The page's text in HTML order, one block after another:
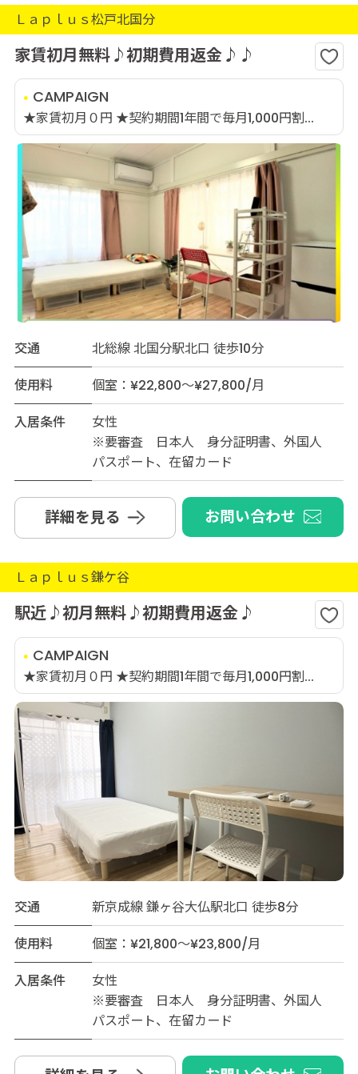
Ｌａｐｌｕｓ松戸北国分
家賃初月無料♪初期費用返金♪♪
CAMPAIGN
★家賃初月０円 ★契約期間1年間で毎月1,000円割...
交通
北総線 北国分駅北口 徒歩10分
使用料
個室：¥22,800～¥27,800/月
入居条件
女性
※要審査 日本人 身分証明書、外国人
パスポート、在留カード
詳細を見る お問い合わせ
Ｌａｐｌｕｓ鎌ケ谷
駅近♪初月無料♪初期費用返金♪
CAMPAIGN
★家賃初月０円 ★契約期間1年間で毎月1,000円割...
交通
新京成線 鎌ヶ谷大仏駅北口 徒歩8分
使用料
個室：¥21,800～¥23,800/月
入居条件
女性
※要審査 日本人 身分証明書、外国人
パスポート、在留カード